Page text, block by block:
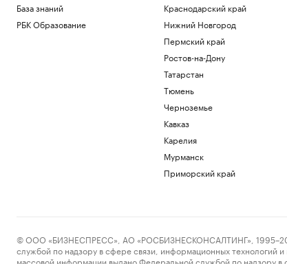
База знаний
РБК Образование
Краснодарский край
Нижний Новгород
Пермский край
Ростов-на-Дону
Татарстан
Тюмень
Черноземье
Кавказ
Карелия
Мурманск
Приморский край
© ООО «БИЗНЕСПРЕСС», АО «РОСБИЗНЕСКОНСАЛТИНГ», 1995–2026.
службой по надзору в сфере связи, информационных технологий
массовой информации выдано Федеральной службой по надзору